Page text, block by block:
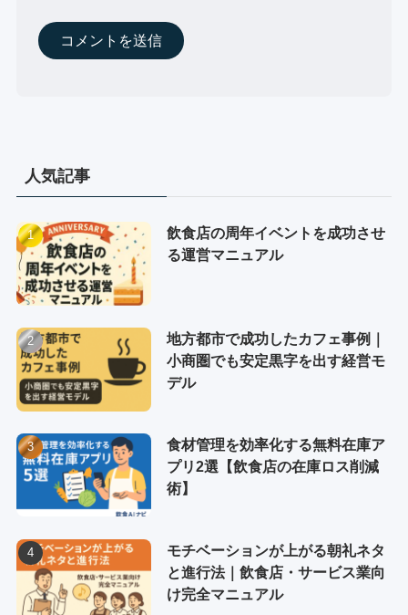
人気記事
飲食店の周年イベントを成功させ
る運営マニュアル
地方都市で成功したカフェ事例｜
小商圏でも安定黒字を出す経営モ
デル
食材管理を効率化する無料在庫ア
プリ2選【飲食店の在庫ロス削減
術】
モチベーションが上がる朝礼ネタ
と進行法｜飲食店・サービス業向
け完全マニュアル